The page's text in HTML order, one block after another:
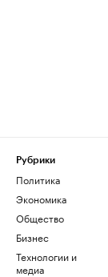
Рубрики
Политика
Экономика
Общество
Бизнес
Технологии и
медиа